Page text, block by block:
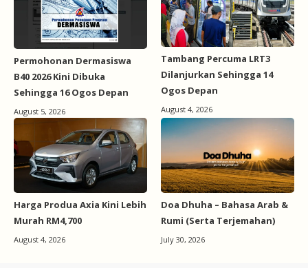
Permohonan Dermasiswa
B40 2026 Kini Dibuka
Sehingga 16 Ogos Depan
August 5, 2026
Tambang Percuma LRT3
Dilanjurkan Sehingga 14
Ogos Depan
August 4, 2026
Harga Produa Axia Kini Lebih
Murah RM4,700
August 4, 2026
Doa Dhuha – Bahasa Arab &
Rumi (Serta Terjemahan)
July 30, 2026